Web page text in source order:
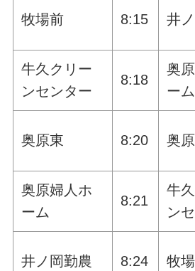
牧場前 8:15 井
牛久クリー
ンセンター
8:18
奥
ーム
奥原東 8:20 奥
奥原婦人ホ
ーム
8:21
牛
ン
井ノ岡勤農 8:24 牧